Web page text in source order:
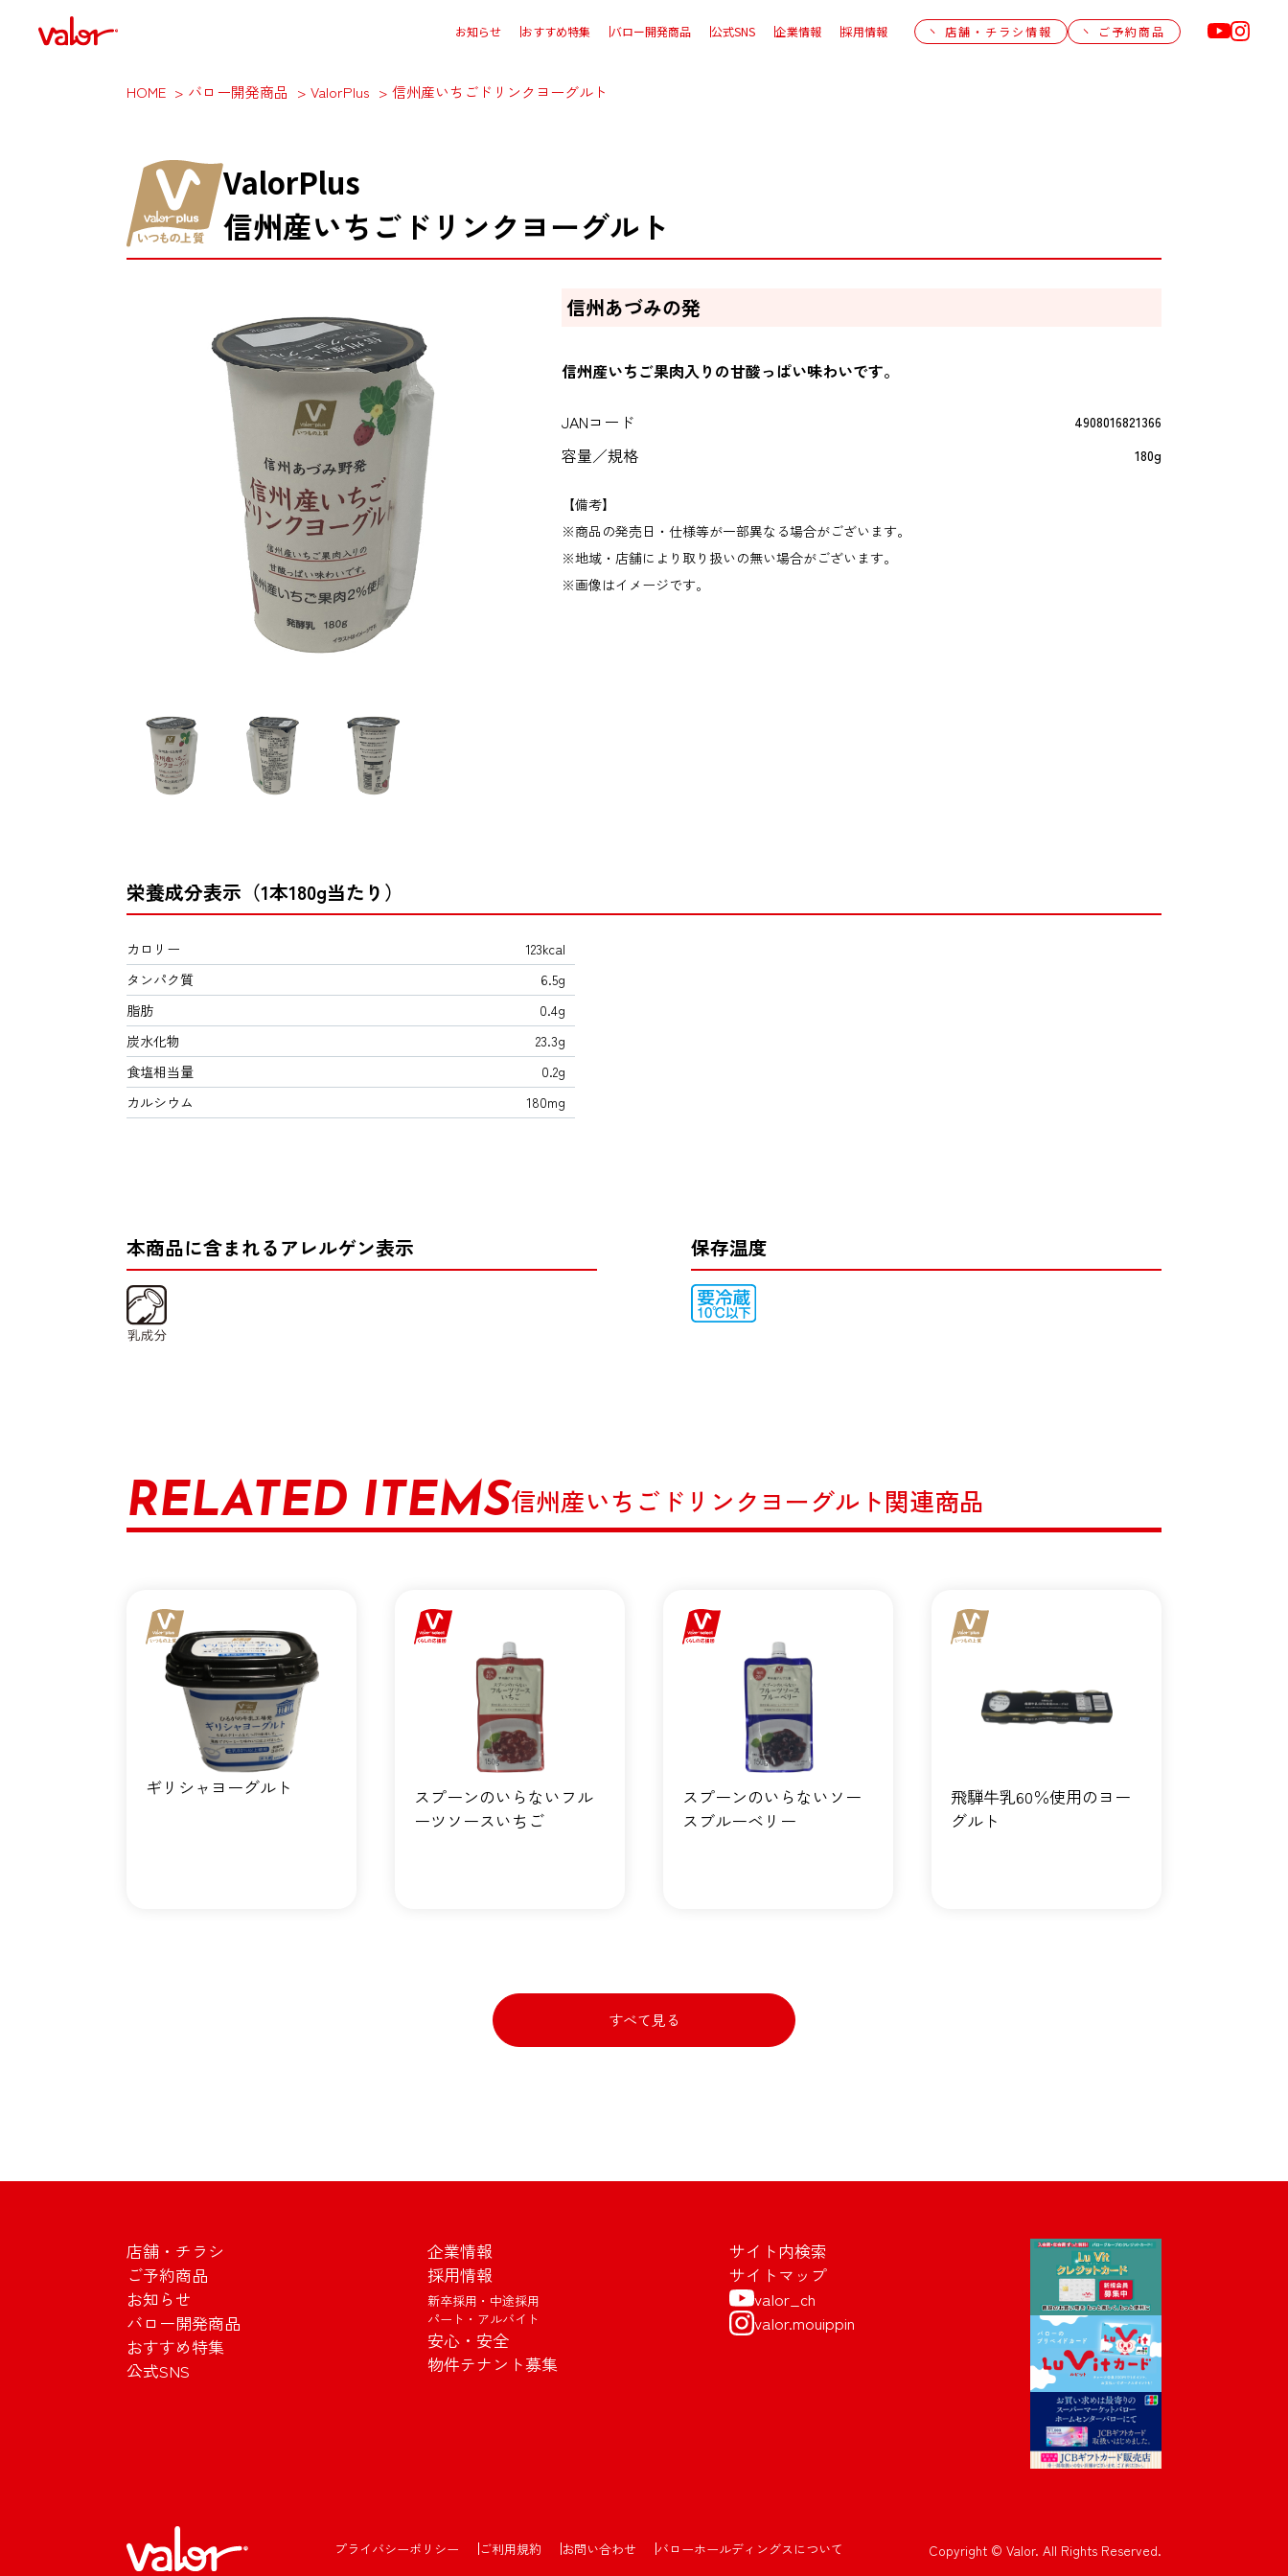
お知らせ おすすめ特集 バロー開発商品 公式SNS 企業情報 採用情報 店舗・チラシ情報 ご予約商品
HOME バロー開発商品 ValorPlus 信州産いちごドリンクヨーグルト
ValorPlus
信州産いちごドリンクヨーグルト
信州あづみの発
信州産いちご果肉入りの甘酸っぱい味わいです。
JANコード 4908016821366
容量／規格 180g
【備考】
商品の発売日・仕様等が一部異なる場合がございます。
地域・店舗により取り扱いの無い場合がございます。
画像はイメージです。
栄養成分表示（1本180g当たり）
カロリー
123kcal
タンパク質
6.5g
脂肪
0.4g
炭水化物
23.3g
食塩相当量
0.2g
カルシウム
180mg
本商品に含まれるアレルゲン表示 保存温度
RELATED ITEMS信州産いちごドリンクヨーグルト関連商品
ギリシャヨーグルト
スプーンのいらないフル
ーツソースいちご
スプーンのいらないソー
スブルーベリー
飛騨牛乳60％使用のヨー
グルト
すべて見る
店舗・チラシ
ご予約商品
お知らせ
バロー開発商品
おすすめ特集
公式SNS
企業情報
採用情報
新卒採用・中途採用
パート・アルバイト
安心・安全
物件テナント募集
サイト内検索
サイトマップ
valor_ch
valor.mouippin
プライバシーポリシー ご利用規約 お問い合わせ バローホールディングスについて Copyright © Valor. All Rights Reserved.